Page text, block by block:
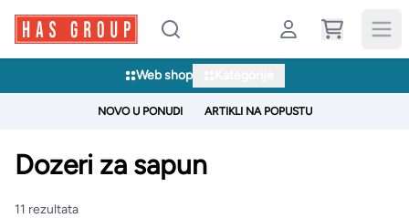
Web shop
NOVO U PONUDI ARTIKLI NA POPUSTU
Dozeri za sapun
11 rezultata